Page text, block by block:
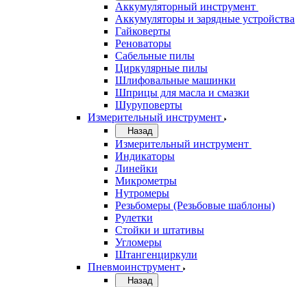
Аккумуляторный инструмент
Аккумуляторы и зарядные устройства
Гайковерты
Реноваторы
Сабельные пилы
Циркулярные пилы
Шлифовальные машинки
Шприцы для масла и смазки
Шуруповерты
Измерительный инструмент
Назад
Измерительный инструмент
Индикаторы
Линейки
Микрометры
Нутромеры
Резьбомеры (Резьбовые шаблоны)
Рулетки
Стойки и штативы
Угломеры
Штангенциркули
Пневмоинструмент
Назад